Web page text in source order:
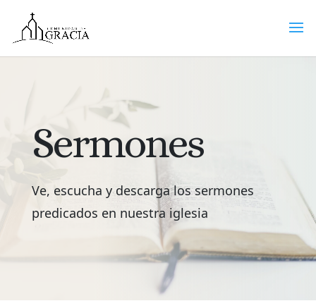
Sermones
Ve, escucha y descarga los sermones
predicados en nuestra iglesia